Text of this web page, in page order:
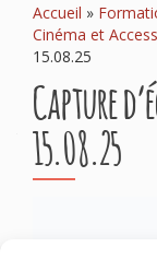
Accueil »
Cinéma et
15.08.25
Capture
15.08.25